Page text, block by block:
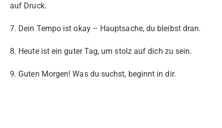
auf Druck.
7. Dein Tempo ist okay – Hauptsache, du bleibst dran.
8. Heute ist ein guter Tag, um stolz auf dich zu sein.
9. Guten Morgen! Was du suchst, beginnt in dir.